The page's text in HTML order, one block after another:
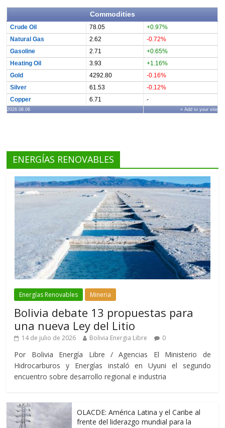
Commodities
Crude Oil 78.05
+0.97%
Natural Gas
2.62
-0.72%
Gasoline
2.71
+0.65%
Heating Oil
3.93
+1.16%
Gold
4292.80
-0.16%
Silver
61.53
-0.12%
Copper
6.71 -
2026.08.06 » Add to your site
ENERGÍAS RENOVABLES
Energías Renovables Mineria
Bolivia debate 13 propuestas para
una nueva Ley del Litio
14 de julio de 2026 Bolivia Energia Libre 0
Por Bolivia Energía Libre / Agencias El Ministerio de
Hidrocarburos y Energías instaló en Uyuni el segundo
encuentro sobre desarrollo regional e industria
OLACDE: América Latina y el Caribe al
frente del liderazgo mundial para la